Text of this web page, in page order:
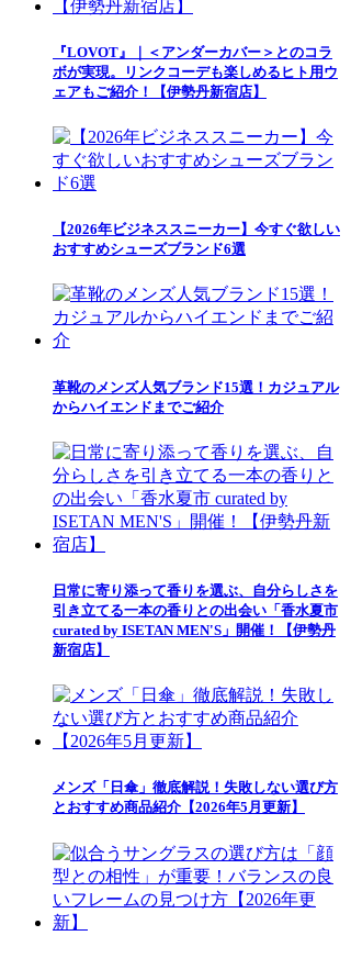
『LOVOT』｜＜アンダーカバー＞とのコラ
ボが実現。リンクコーデも楽しめるヒト用ウ
ェアもご紹介！【伊勢丹新宿店】
【2026年ビジネススニーカー】今すぐ欲しい
おすすめシューズブランド6選
革靴のメンズ人気ブランド15選！カジュアル
からハイエンドまでご紹介
日常に寄り添って香りを選ぶ、自分らしさを
引き立てる一本の香りとの出会い「香水夏市
curated by ISETAN MEN'S」開催！【伊勢丹
新宿店】
メンズ「日傘」徹底解説！失敗しない選び方
とおすすめ商品紹介【2026年5月更新】